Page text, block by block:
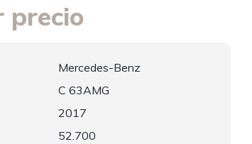
precio
Mercedes-Benz
C 63AMG
2017
52.700